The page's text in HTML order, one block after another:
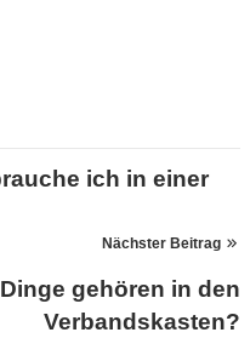
ich in einer
Nächster Beitrag
gehören in den
Verbandskasten?